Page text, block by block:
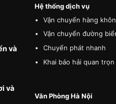
và
và
Hệ thống dịch vụ
Vận chuyển hàng
Vận chuyển đường
Chuyển phát nhanh
Khai báo hải quan
Văn Phòng Hà Nội